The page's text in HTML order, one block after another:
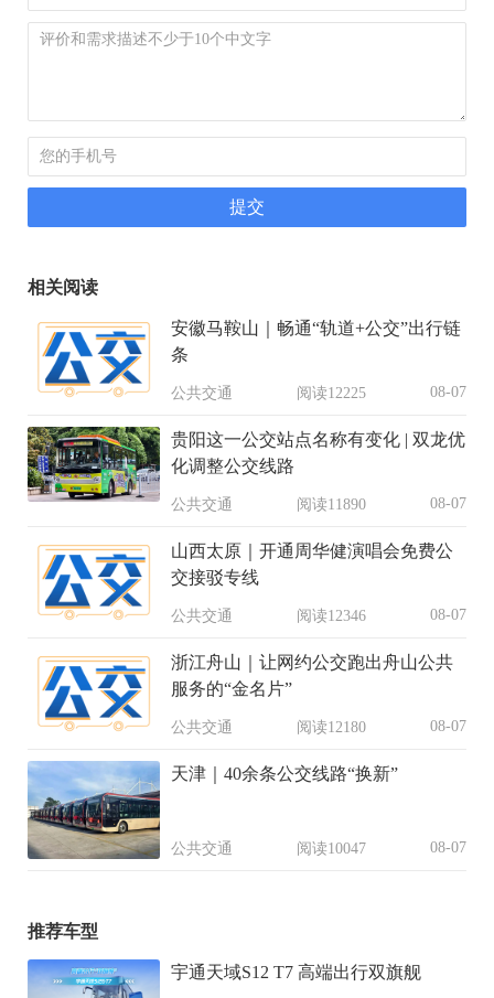
相关阅读
安徽马鞍山｜畅通“轨道+公交”出行链
条
公共交通 阅读12225 08-07
贵阳这一公交站点名称有变化 | 双龙优
化调整公交线路
公共交通 阅读11890 08-07
山西太原｜开通周华健演唱会免费公
交接驳专线
公共交通 阅读12346 08-07
浙江舟山｜让网约公交跑出舟山公共
服务的“金名片”
公共交通 阅读12180 08-07
天津｜40余条公交线路“换新”
公共交通 阅读10047 08-07
推荐车型
宇通天域S12 T7 高端出行双旗舰